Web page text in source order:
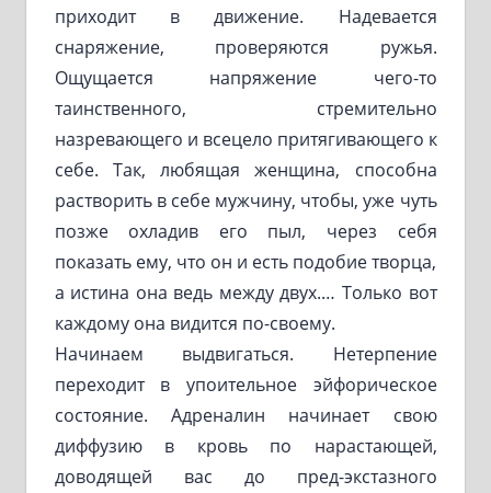
приходит в движение. Надевается
снаряжение, проверяются ружья.
Ощущается напряжение чего-то
таинственного, стремительно
назревающего и всецело притягивающего к
себе. Так, любящая женщина, способна
растворить в себе мужчину, чтобы, уже чуть
позже охладив его пыл, через себя
показать ему, что он и есть подобие творца,
а истина она ведь между двух.… Только вот
каждому она видится по-своему.
Начинаем выдвигаться. Нетерпение
переходит в упоительное эйфорическое
состояние. Адреналин начинает свою
диффузию в кровь по нарастающей,
доводящей вас до пред-экстазного